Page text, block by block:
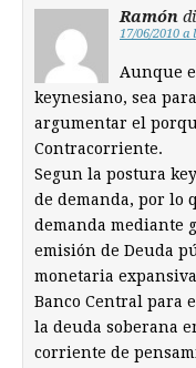
Ramón
17/06/2010 a
Aunque
keynesiano, sea
argumentar el
Contracorriente.
Segun la postura
de demanda, por lo
demanda mediante
emisión de Deuda
monetaria
Banco Central para
la deuda soberana
corriente de